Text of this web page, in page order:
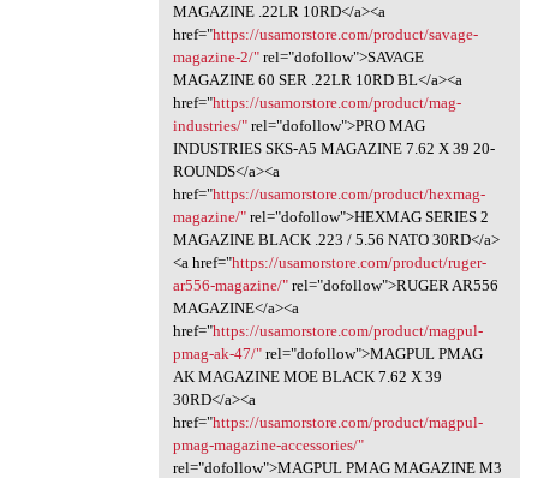
MAGAZINE .22LR 10RD</a><a
href="https://usamorstore.com/product/savage-
magazine-2/"rel="dofollow">SAVAGE
MAGAZINE 60 SER .22LR 10RD BL</a><a
href="https://usamorstore.com/product/mag-
industries/"rel="dofollow">PRO MAG
INDUSTRIES SKS-A5 MAGAZINE 7.62 X 39 20-
ROUNDS</a><a
href="https://usamorstore.com/product/hexmag-
magazine/"rel="dofollow">HEXMAG SERIES 2
MAGAZINE BLACK .223 / 5.56 NATO 30RD</a>
<a href="https://usamorstore.com/product/ruger-
ar556-magazine/"rel="dofollow">RUGER AR556
MAGAZINE</a><a
href="https://usamorstore.com/product/magpul-
pmag-ak-47/"rel="dofollow">MAGPUL PMAG
AK MAGAZINE MOE BLACK 7.62 X 39
30RD</a><a
href="https://usamorstore.com/product/magpul-
pmag-magazine-accessories/"
rel="dofollow">MAGPUL PMAG MAGAZINE M3